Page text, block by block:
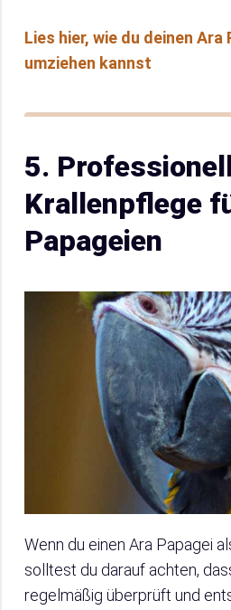
Lies hier, wie du deinen
umziehen kannst
5.
Krallenpflege
Papageien
Wenn du einen Ara Papagei
solltest du darauf achten,
regelmäßig überprüft und